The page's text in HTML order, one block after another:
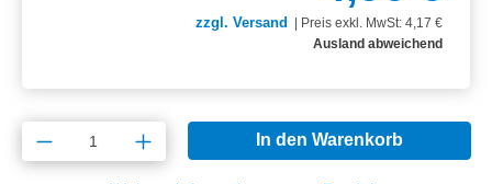
zzgl. Versand
Preis exkl. MwSt: 4,17 €
Ausland abweichend
Produkt Anzahl: Gib den gewünschten
In den Warenkorb